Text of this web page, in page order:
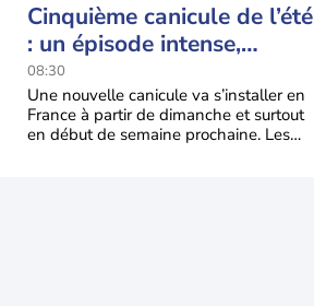
Cinquième canicule de l’été
: un épisode intense,
durable et étendu la
semaine prochaine
08:30
Une nouvelle canicule va s’installer en
France à partir de dimanche et surtout
en début de semaine prochaine. Les